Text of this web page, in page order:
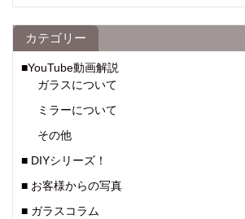
カテゴリー
■YouTube動画解説
ガラスについて
ミラーについて
その他
■ DIYシリーズ！
■ お客様からの写真
■ ガラスコラム